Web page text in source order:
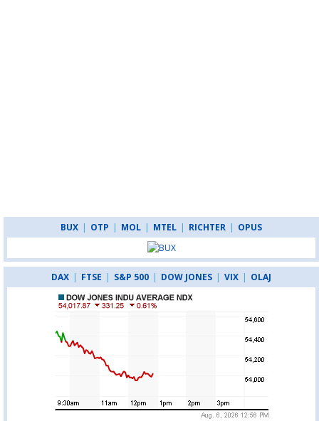
BUX | OTP | MOL | MTEL | RICHTER | OPUS
DAX | FTSE | S&P 500 | DOW JONES | VIX | OLAJ